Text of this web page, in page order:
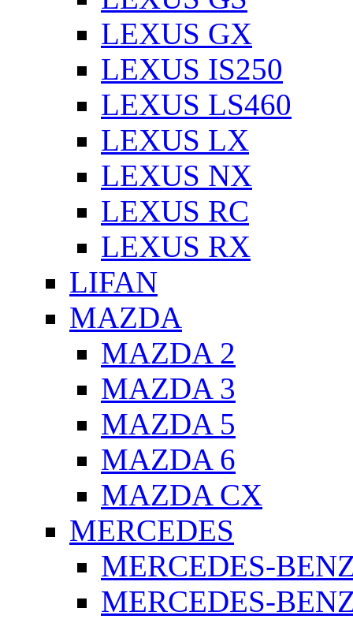
LEXUS GX
LEXUS IS250
LEXUS LS460
LEXUS LX
LEXUS NX
LEXUS RC
LEXUS RX
LIFAN
MAZDA
MAZDA 2
MAZDA 3
MAZDA 5
MAZDA 6
MAZDA CX
MERCEDES
MERCEDES-
MERCEDES-